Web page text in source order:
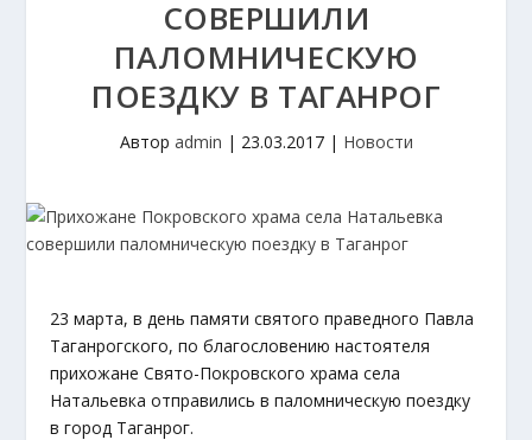
СОВЕРШИЛИ
ПАЛОМНИЧЕСКУЮ
ПОЕЗДКУ В ТАГАНРОГ
Автор admin | 23.03.2017| Новости
23 марта, в день памяти святого праведного Павла
Таганрогского, по благословению настоятеля
прихожане Свято-Покровского храма села
Натальевка отправились в паломническую поездку
в город Таганрог.